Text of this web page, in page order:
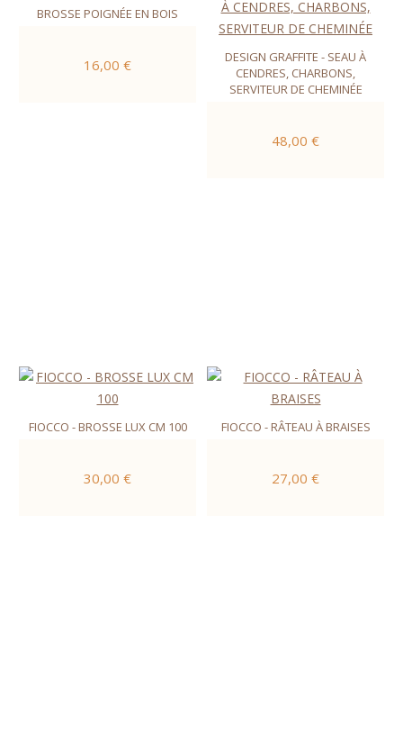
BROSSE POIGNÉE EN BOIS
16,00 €
DESIGN GRAFFITE - SEAU À
CENDRES, CHARBONS,
SERVITEUR DE CHEMINÉE
48,00 €
FIOCCO - BROSSE LUX CM 100
30,00 €
FIOCCO - RÂTEAU À BRAISES
27,00 €